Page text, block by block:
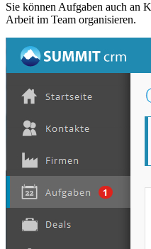
Sie können Aufgaben auch an
Arbeit im Team organisieren.